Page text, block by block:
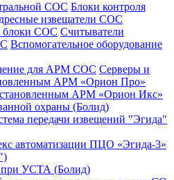
СОС Блоки контроля
извещатели СОС
блоки СОС Считыватели
Вспомогательное оборудование
для АРМ СОС Серверы и
АРМ «Орион Про»
АРМ «Орион Икс»
охраны (Болид)
передачи извещений "Эгида"
автоматизации ПЦО «Эгида-3»
при УСТА (Болид)